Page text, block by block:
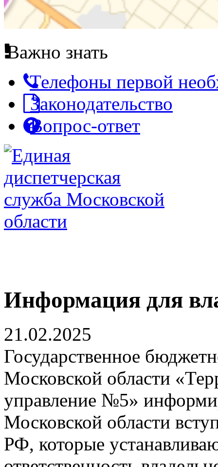
Важно знать
Телефоны первой
Законодательство
Вопрос-ответ
Информация для
21.02.2025
Государственное
Московской области
управление №5»
Московской области
РФ, которые